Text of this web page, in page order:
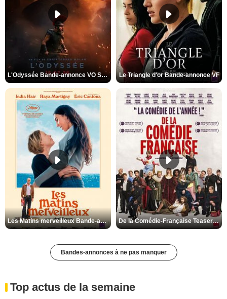
L'Odyssée Bande-annonce VO STFR Le Triangle d'or Bande-annonce VF
Les Matins merveilleux Bande-annonce VF De la Comédie-Française Teaser VF
Bandes-annonces à ne pas manquer
Top actus de la semaine